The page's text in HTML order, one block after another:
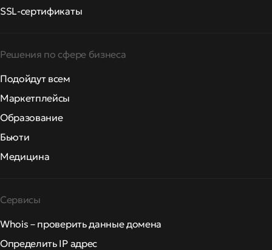
SSL-сертификаты
Решения по сфере бизнеса
Подойдут всем
Маркетплейсы
Образование
Бьюти
Медицина
Сервисы
Whois – проверить данные домена
Определить IP адрес